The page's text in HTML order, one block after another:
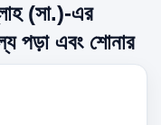
(সা.)-এর
পড়া এবং শোনার